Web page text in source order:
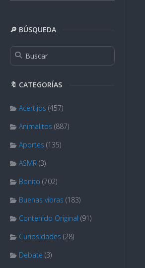
🔎 BÚSQUEDA
🔖 CATEGORÍAS
Acertijos (457)
Animalitos (887)
Aportes (135)
ASMR (3)
Bonito (702)
Buenas vibras (183)
Contenido Original (91)
Curiosidades (28)
Debate (3)